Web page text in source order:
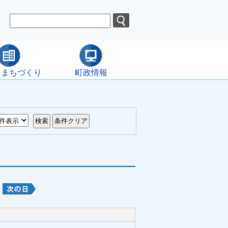
ちづくり 町政情報